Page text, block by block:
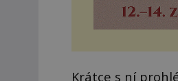
Krátce s ní